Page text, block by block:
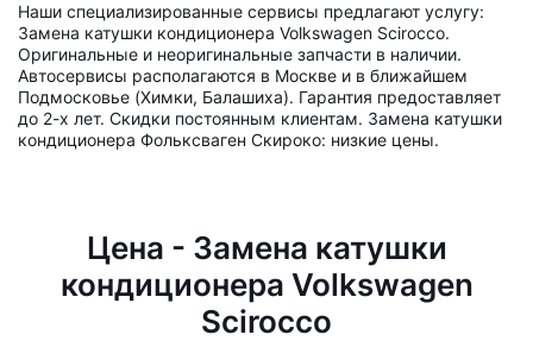
Наши специализированные сервисы предлагают услугу:
Замена катушки кондиционера Volkswagen Scirocco.
Оригинальные и неоригинальные запчасти в наличии.
Автосервисы располагаются в Москве и в ближайшем
Подмосковье (Химки, Балашиха). Гарантия предоставляет
до 2-х лет. Скидки постоянным клиентам. Замена катушки
кондиционера Фольксваген Скироко: низкие цены.
Цена - Замена катушки
кондиционера Volkswagen
Scirocco